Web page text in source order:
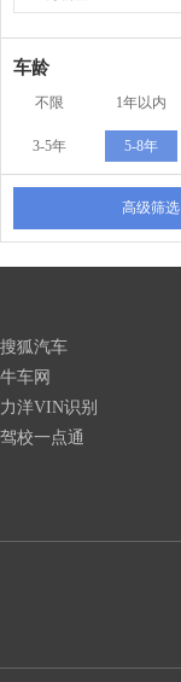
车龄
不限 1年以内
3-5年 5-8年
高级筛选
搜狐汽车
牛车网
力洋VIN识别
驾校一点通